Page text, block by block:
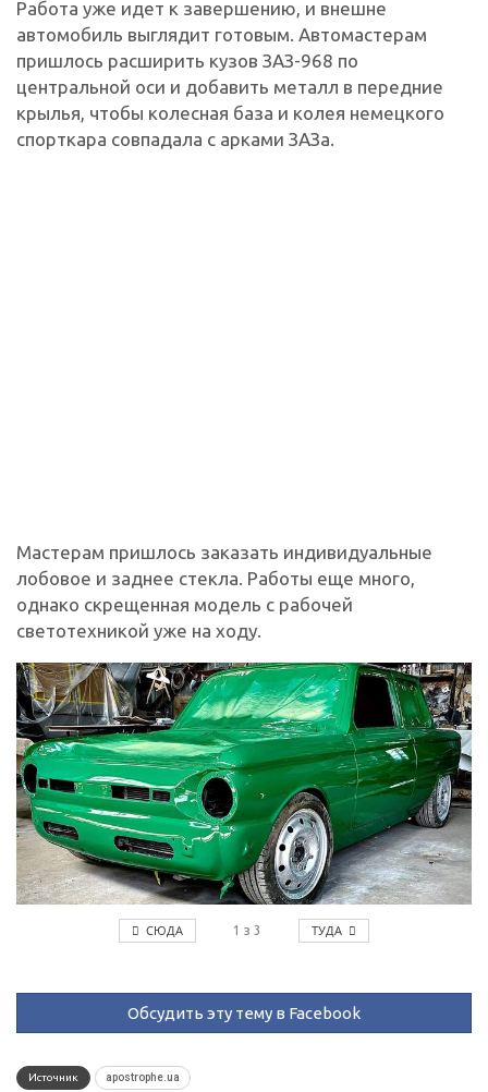
Работа уже идет к завершению, и внешне
автомобиль выглядит готовым. Автомастерам
пришлось расширить кузов ЗАЗ-968 по
центральной оси и добавить металл в передние
крылья, чтобы колесная база и колея немецкого
спорткара совпадала с арками ЗАЗа.
Мастерам пришлось заказать индивидуальные
лобовое и заднее стекла. Работы еще много,
однако скрещенная модель с рабочей
светотехникой уже на ходу.
СЮДА 1 з 3 ТУДА
Обсудить эту тему в Facebook
Источник apostrophe.ua